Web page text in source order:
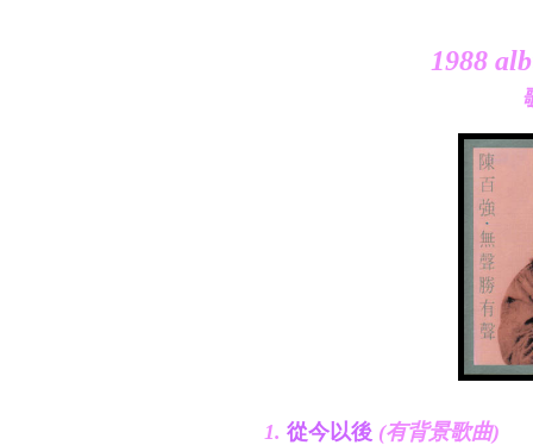
1988
1. 從今以後(有背景歌曲)